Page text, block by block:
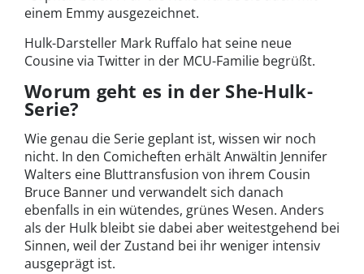
einem Emmy ausgezeichnet.
Hulk-Darsteller Mark Ruffalo hat seine neue
Cousine via Twitter in der MCU-Familie begrüßt.
Worum geht es in der She-Hulk-
Serie?
Wie genau die Serie geplant ist, wissen wir noch
nicht. In den Comicheften erhält Anwältin Jennifer
Walters eine Bluttransfusion von ihrem Cousin
Bruce Banner und verwandelt sich danach
ebenfalls in ein wütendes, grünes Wesen. Anders
als der Hulk bleibt sie dabei aber weitestgehend bei
Sinnen, weil der Zustand bei ihr weniger intensiv
ausgeprägt ist.